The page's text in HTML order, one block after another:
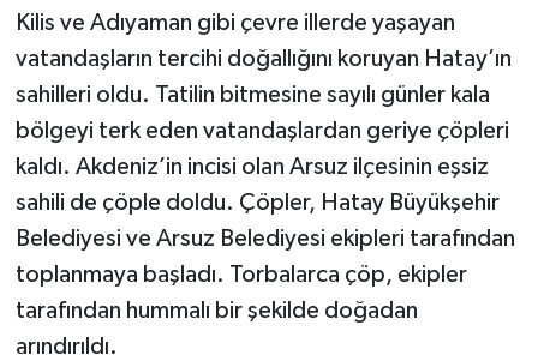
Kilis ve Adıyaman gibi çevre illerde yaşayan
vatandaşların tercihi doğallığını koruyan Hatay’ın
sahilleri oldu. Tatilin bitmesine sayılı günler kala
bölgeyi terk eden vatandaşlardan geriye çöpleri
kaldı. Akdeniz’in incisi olan Arsuz ilçesinin eşsiz
sahili de çöple doldu. Çöpler, Hatay Büyükşehir
Belediyesi ve Arsuz Belediyesi ekipleri tarafından
toplanmaya başladı. Torbalarca çöp, ekipler
tarafından hummalı bir şekilde doğadan
arındırıldı.
Teknoloji
Türkiye
Video Haber
Yaşam
Yeme-İçme